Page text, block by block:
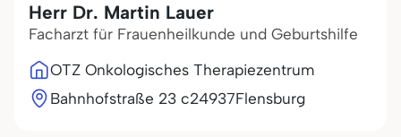
Herr Dr. Martin Lauer
Facharzt für Frauenheilkunde und Geburtshilfe
OTZ Onkologisches Therapiezentrum
Bahnhofstraße 23 c24937Flensburg